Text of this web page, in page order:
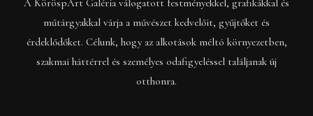
A KöröspArt Galéria válogatott festményekkel, grafikákkal és
műtárgyakkal várja a művészet kedvelőit, gyűjtőket és
érdeklődőket. Célunk, hogy az alkotások méltó környezetben,
szakmai háttérrel és személyes odafigyeléssel találjanak új
otthonra.